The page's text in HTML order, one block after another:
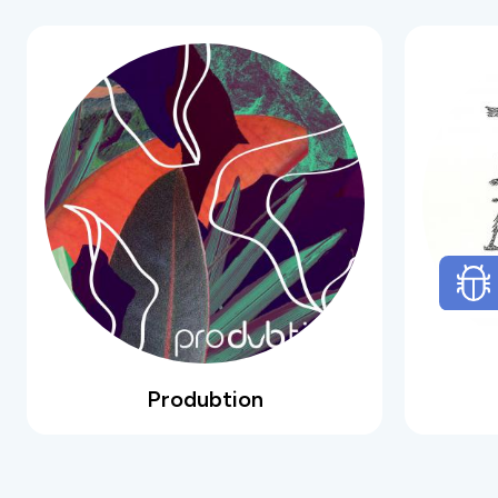
origines de la Force. Très jeune, son oreille
développe un sens esthétique aigu en se
soumettant à une longue pratique du piano qui
participe de toute évidence à la qualité de son
travail de producteur. Mais Pavlov incarne avant
tout une Création brute et nonchalante sans
cesse réinventée. L’austérité des gammes de
conservatoire lui a servi à révéler peu à peu sa
vérité musicale, une vérité assénée le poing
serré, gantée de paterns qui fusent à la vitesse
de l’éclair et qui vous arrivent toujours en pleine
face. Un live à tomber par terre, un K.O sonore.
Et quand on ferme les yeux en écoutant du
Produbtion